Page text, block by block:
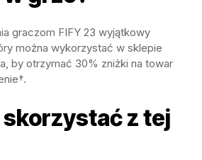
graczom FIFY 23 wyjątkowy
można wykorzystać w sklepie
by otrzymać 30% zniżki na towar
z tej